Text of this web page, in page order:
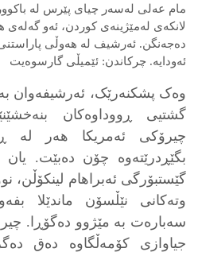
مام عەلی لەسەر چیای پێرس لە
لانکەی لەمێژینەی کوردن، ئەو گەلەی
دەجەنگن. ئەرشیف لە هەوڵی
ئەودایە. چرکاندن: ئێمیڵی گارسوەیت
وەک پشکنەرێک، ئەرشیفەوان
گشتیی ڕووداوەکان
چیرۆکی ئەمریکا هەر لە
بگێڕدرێتەوە چۆن دەبێت.
گێستبۆرگی ئەبراهام لینکۆڵن،
وتەکانی نێڵسۆن ماندێلا
سەبارەت بە مێژوو دەگۆڕا.
جیاوازی کۆمەڵگاوە دەق